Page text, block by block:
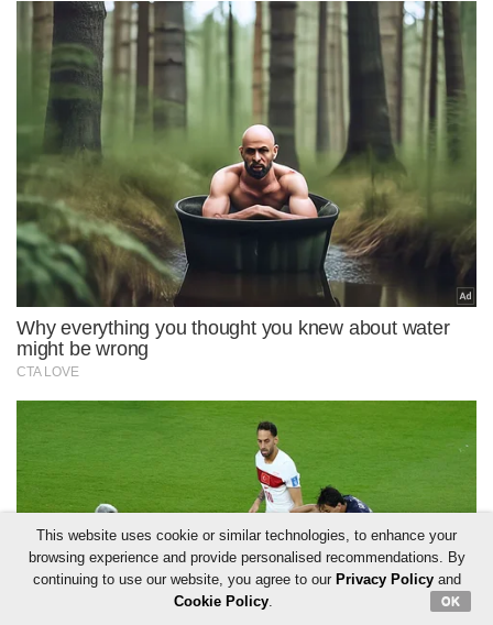
This website uses cookie or similar technologies, to enhance your
browsing experience and provide personalised recommendations. By
continuing to use our website, you agree to our Privacy Policyand
Cookie Policy. OK